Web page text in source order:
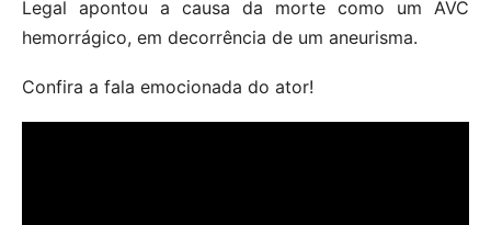
Legal apontou a causa da morte como um AVC
hemorrágico, em decorrência de um aneurisma.
Confira a fala emocionada do ator!